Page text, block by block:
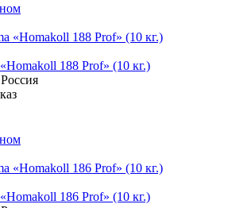
188 Prof» (10 кг.)
Россия
186 Prof» (10 кг.)